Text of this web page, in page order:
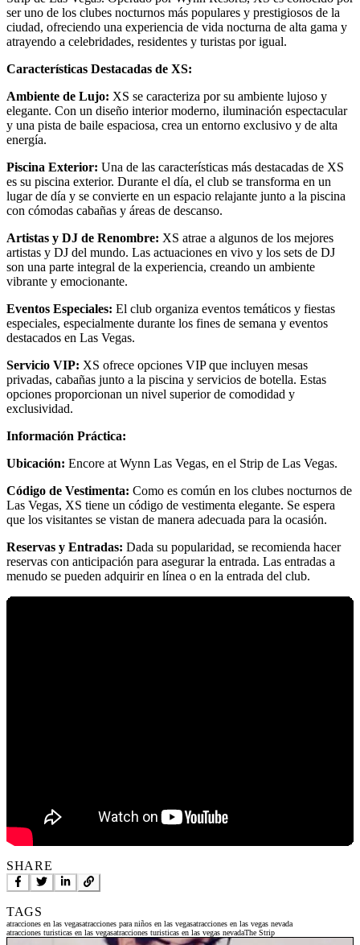
ser uno de los clubes nocturnos más populares y prestigiosos de la
ciudad, ofreciendo una experiencia de vida nocturna de alta gama y
atrayendo a celebridades, residentes y turistas por igual.
Características Destacadas de XS:
Ambiente de Lujo: XS se caracteriza por su ambiente lujoso y
elegante. Con un diseño interior moderno, iluminación espectacular
y una pista de baile espaciosa, crea un entorno exclusivo y de alta
energía.
Piscina Exterior: Una de las características más destacadas de XS
es su piscina exterior. Durante el día, el club se transforma en un
lugar de día y se convierte en un espacio relajante junto a la piscina
con cómodas cabañas y áreas de descanso.
Artistas y DJ de Renombre: XS atrae a algunos de los mejores
artistas y DJ del mundo. Las actuaciones en vivo y los sets de DJ
son una parte integral de la experiencia, creando un ambiente
vibrante y emocionante.
Eventos Especiales: El club organiza eventos temáticos y fiestas
especiales, especialmente durante los fines de semana y eventos
destacados en Las Vegas.
Servicio VIP: XS ofrece opciones VIP que incluyen mesas
privadas, cabañas junto a la piscina y servicios de botella. Estas
opciones proporcionan un nivel superior de comodidad y
exclusividad.
Información Práctica:
Ubicación: Encore at Wynn Las Vegas, en el Strip de Las Vegas.
Código de Vestimenta: Como es común en los clubes nocturnos de
Las Vegas, XS tiene un código de vestimenta elegante. Se espera
que los visitantes se vistan de manera adecuada para la ocasión.
Reservas y Entradas: Dada su popularidad, se recomienda hacer
reservas con anticipación para asegurar la entrada. Las entradas a
menudo se pueden adquirir en línea o en la entrada del club.
SHARE
TAGS
atracciones en las vegasatracciones para niños en las vegasatracciones en las vegas nevada
atracciones turisticas en las vegasatracciones turisticas en las vegas nevadaThe Strip